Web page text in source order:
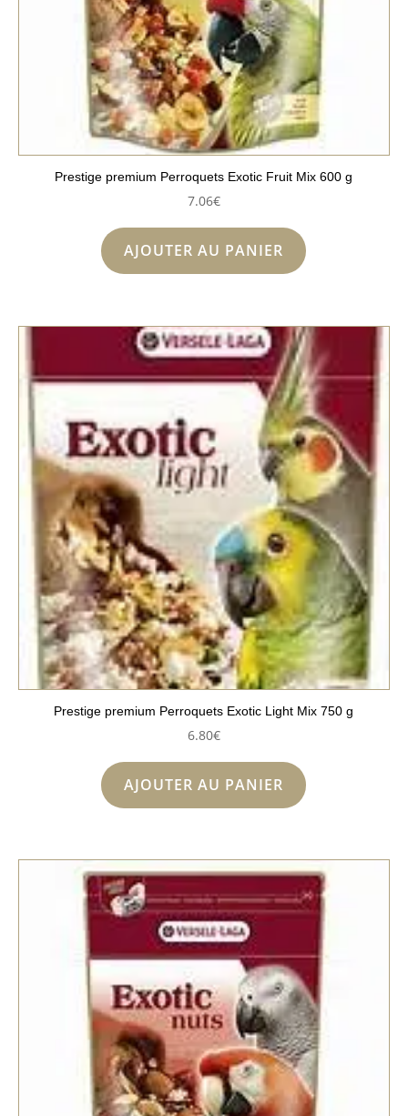
Prestige premium Perroquets Exotic Fruit Mix 600 g
7.06€
AJOUTER AU PANIER
Prestige premium Perroquets Exotic Light Mix 750 g
6.80€
AJOUTER AU PANIER